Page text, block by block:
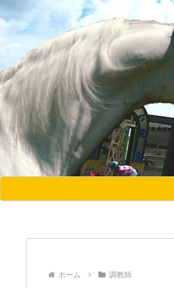
ホーム 調教師